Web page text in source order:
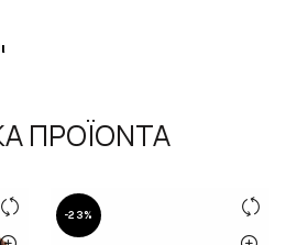
ΠΡΟΪΌΝΤΑ
-23%